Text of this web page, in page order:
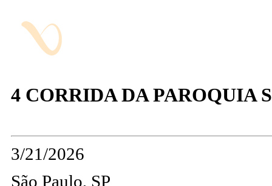
4 CORRIDA DA PAROQUIA
3/21/2026
São Paulo, SP